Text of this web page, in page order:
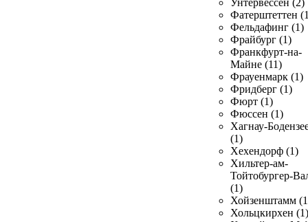
Унтервёссен (2)
Фатерштеттен
Фельдафинг (1)
Фрайбург (1)
Франкфурт-на-
Майне (11)
Фрауенмарк (1)
Фридберг (1)
Фюрт (1)
Фюссен (1)
Хагнау-
(1)
Хехендорф (1)
Хильтер-ам-
Тойтобургер-
(1)
Хойзенштамм
Хольцкирхен (1)